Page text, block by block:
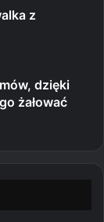
z
dzięki
żałować